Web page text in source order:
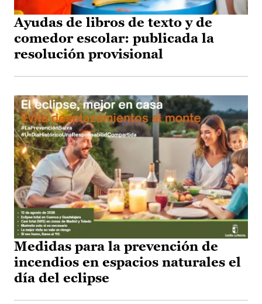
Ayudas de libros de texto y de
comedor escolar: publicada la
resolución provisional
Medidas para la prevención de
incendios en espacios naturales el
día del eclipse